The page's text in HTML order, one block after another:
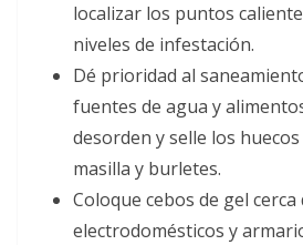
localizar los puntos
niveles de infestación.
Dé prioridad al
fuentes de agua y
desorden y selle los
masilla y burletes.
Coloque cebos de gel cerca
electrodomésticos y